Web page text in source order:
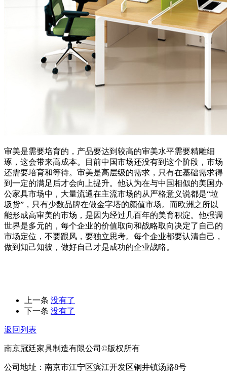
审美是需要培育的，产品要达到较高的审美水平需要精雕细
琢，这会带来高成本。目前中国市场还没有到这个阶段，市场
还需要培育和等待。审美是高层级的需求，只有在基础需求得
到一定的满足后才会向上提升。他认为在与中国相似的美国办
公家具市场中，大量流通在主流市场的从严格意义说都是“垃
圾货”，只有少数品牌在做金字塔的颜值市场。而欧洲之所以
能形成高审美的市场，是因为经过几百年的美育积淀。他强调
世界是多元的，每个企业的价值取向和战略取向决定了自己的
市场定位，不要跟风，要独立思考。每个企业都要认清自己，
做到知己知彼，做好自己才是成功的企业战略。
上一条 没有了
下一条 没有了
返回列表
南京冠廷家具制造有限公司©版权所有
公司地址：南京市江宁区滨江开发区铜井镇汤路8号